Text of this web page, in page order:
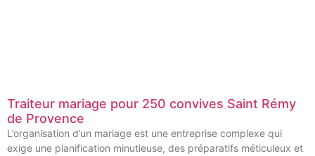
Traiteur mariage pour 250 convives Saint Rémy
de Provence
L’organisation d’un mariage est une entreprise complexe qui
exige une planification minutieuse, des préparatifs méticuleux et